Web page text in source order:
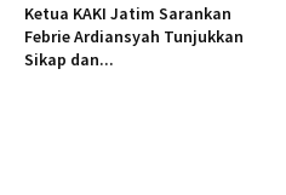
Ketua KAKI Jatim Sarankan
Febrie Ardiansyah Tunjukkan
Sikap dan...